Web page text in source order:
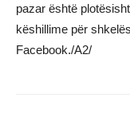
pazar është
këshillime për
Facebook./A2/